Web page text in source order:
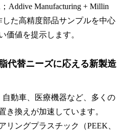
Addive Manufacturing + Millin
た高精度部品サンプルを中心
価値を提示します。
代替ニーズに応える新製造
動車、医療機器など、多くの
き換えが加速しています。
リングプラスチック（PEEK、